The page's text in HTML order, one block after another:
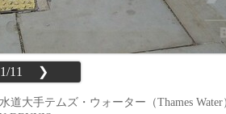
11 ❯
大手テムズ・ウォーター（Thames